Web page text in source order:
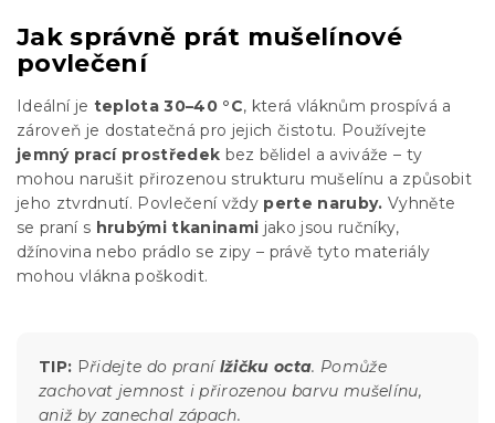
Jak správně prát mušelínové
povlečení
Ideální je teplota 30–40 °C, která vláknům prospívá a
zároveň je dostatečná pro jejich čistotu. Používejte
jemný prací prostředek bez bělidel a aviváže – ty
mohou narušit přirozenou strukturu mušelínu a způsobit
jeho ztvrdnutí. Povlečení vždy perte naruby. Vyhněte
se praní s hrubými tkaninami jako jsou ručníky,
džínovina nebo prádlo se zipy – právě tyto materiály
mohou vlákna poškodit.
TIP: Přidejte do praní lžičku octa. Pomůže
zachovat jemnost i přirozenou barvu mušelínu,
aniž by zanechal zápach.